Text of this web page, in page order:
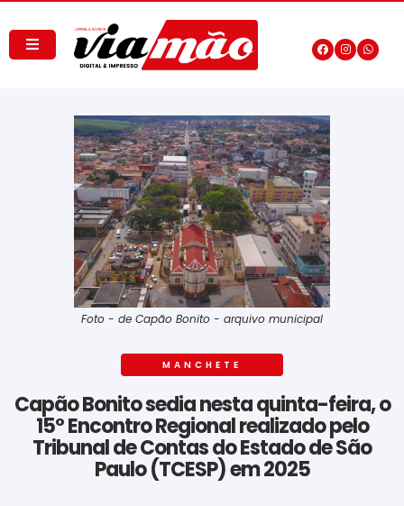
Foto - de Capão Bonito - arquivo municipal
MANCHETE
Capão Bonito sedia nesta quinta-feira, o
15º Encontro Regional realizado pelo
Tribunal de Contas do Estado de São
Paulo (TCESP) em 2025